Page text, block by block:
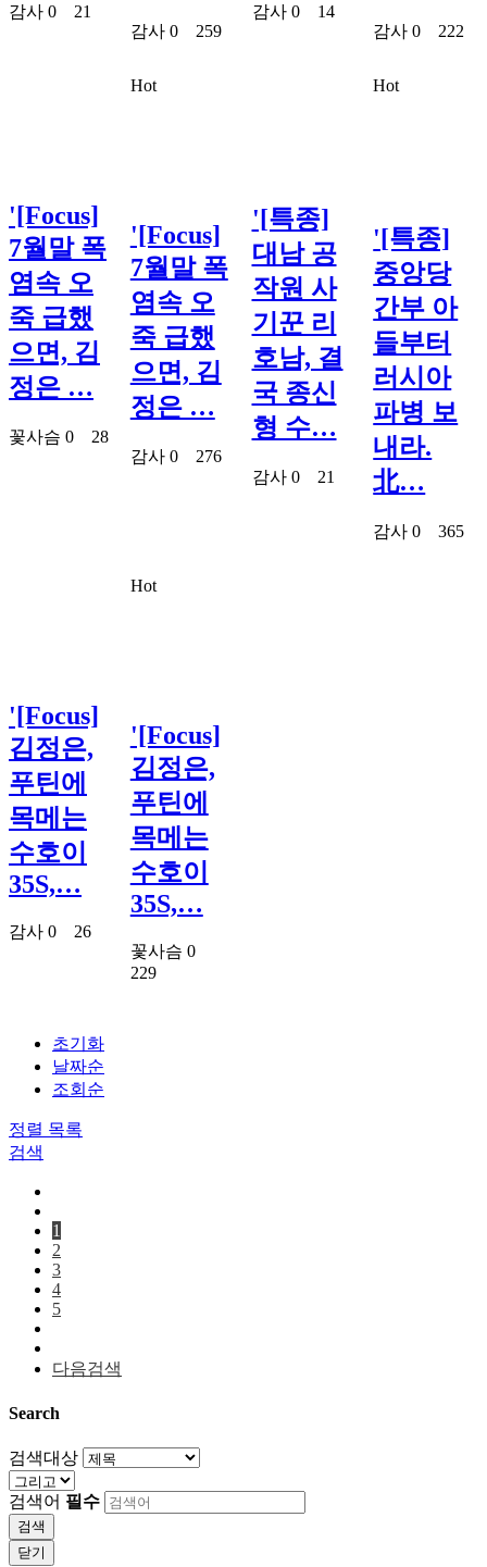
감사 0 21
감사 0 259
감사 0 14
감사 0 222
'[Focus]
7월말 폭
염속 오
죽 급했
으면, 김
정은 …
꽃사슴 0 28
Hot
'[Focus]
7월말 폭
염속 오
죽 급했
으면, 김
정은 …
감사 0 276
'[특종]
대남 공
작원 사
기꾼 리
호남, 결
국 종신
형 수…
감사 0 21
Hot
'[특종]
중앙당
간부 아
들부터
러시아
파병 보
내라.
北…
감사 0365
'[Focus]
김정은,
푸틴에
목메는
수호이
35S,…
감사 0 26
Hot
'[Focus]
김정은,
푸틴에
목메는
수호이
35S,…
꽃사슴 0
229
초기화
날짜순
조회순
정렬 목록
검색
1
2
3
4
5
다음검색
Search
검색대상
검색어 필수
검색
닫기